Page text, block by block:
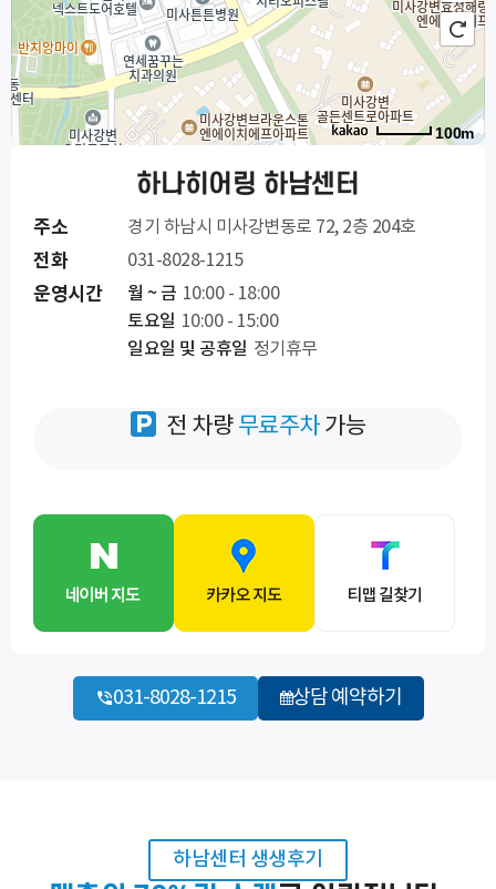
100m
하나히어링 하남센터
주소 경기 하남시 미사강변동로 72, 2층 204호
전화 031-8028-1215
운영시간 월 ~ 금 10:00 - 18:00
토요일 10:00 - 15:00
일요일 및 공휴일 정기휴무
전 차량 무료주차가능
031-8028-1215 상담 예약하기
하남센터 생생후기